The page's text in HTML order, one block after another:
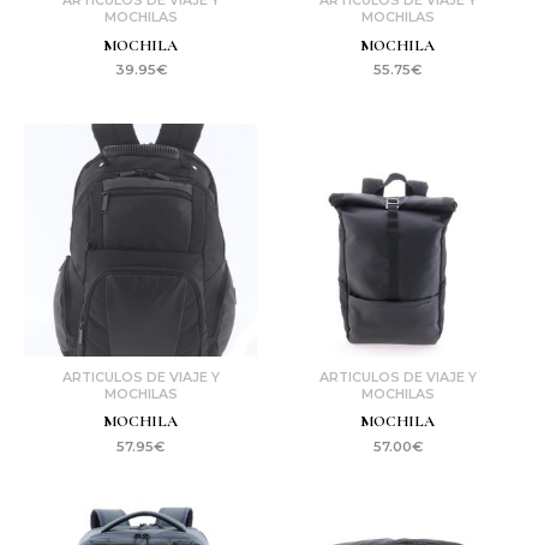
MOCHILAS
MOCHILA
39.95€
MOCHILAS
MOCHILA
55.75€
ARTICULOS DE VIAJE Y
MOCHILAS
MOCHILA
57.95€
ARTICULOS DE VIAJE Y
MOCHILAS
MOCHILA
57.00€